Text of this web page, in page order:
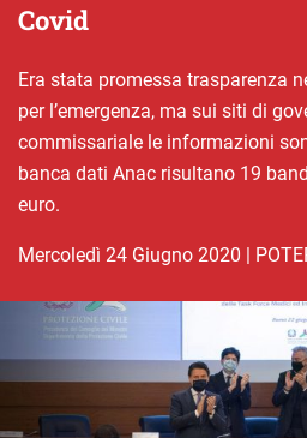
Covid
Era stata promessa trasparenza
per l’emergenza, ma sui siti di
commissariale le informazioni
banca dati Anac risultano 19
euro.
mercoledì 24 Giugno 2020 |